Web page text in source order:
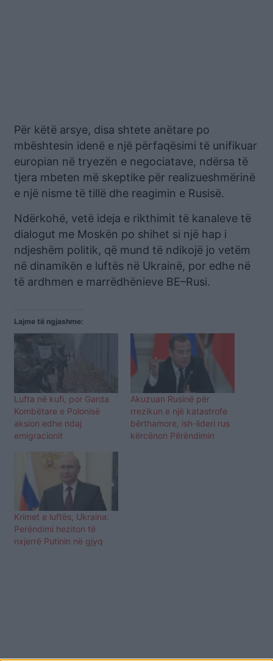
Për këtë arsye, disa shtete anëtare po
mbështesin idenë e një përfaqësimi të unifikuar
europian në tryezën e negociatave, ndërsa të
tjera mbeten më skeptike për realizueshmërinë
e një nisme të tillë dhe reagimin e Rusisë.
Ndërkohë, vetë ideja e rikthimit të kanaleve të
dialogut me Moskën po shihet si një hap i
ndjeshëm politik, që mund të ndikojë jo vetëm
në dinamikën e luftës në Ukrainë, por edhe në
të ardhmen e marrëdhënieve BE–Rusi.
Lajme të ngjashme:
Lufta në kufi, por Garda
Kombëtare e Polonisë
aksion edhe ndaj
emigracionit
Akuzuan Rusinë për
rrezikun e një katastrofe
bërthamore, ish-lideri rus
kërcënon Përëndimin
Krimet e luftës, Ukraina:
Perëndimi heziton të
nxjerrë Putinin në gjyq